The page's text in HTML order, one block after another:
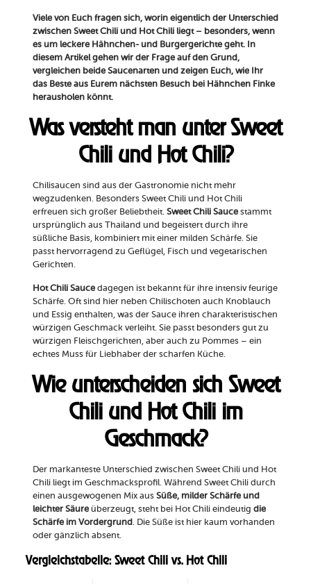
Viele von Euch fragen sich, worin eigentlich der Unterschied
zwischen Sweet Chili und Hot Chili liegt – besonders, wenn
es um leckere Hähnchen- und Burgergerichte geht. In
diesem Artikel gehen wir der Frage auf den Grund,
vergleichen beide Saucenarten und zeigen Euch, wie Ihr
das Beste aus Eurem nächsten Besuch bei Hähnchen Finke
herausholen könnt.
Was versteht man unter Sweet
Chili und Hot Chili?
Chilisaucen sind aus der Gastronomie nicht mehr
wegzudenken. Besonders Sweet Chili und Hot Chili
erfreuen sich großer Beliebtheit. Sweet Chili Saucestammt
ursprünglich aus Thailand und begeistert durch ihre
süßliche Basis, kombiniert mit einer milden Schärfe. Sie
passt hervorragend zu Geflügel, Fisch und vegetarischen
Gerichten.
Hot Chili Saucedagegen ist bekannt für ihre intensiv feurige
Schärfe. Oft sind hier neben Chilischoten auch Knoblauch
und Essig enthalten, was der Sauce ihren charakteristischen
würzigen Geschmack verleiht. Sie passt besonders gut zu
würzigen Fleischgerichten, aber auch zu Pommes – ein
echtes Muss für Liebhaber der scharfen Küche.
Wie unterscheiden sich Sweet
Chili und Hot Chili im
Geschmack?
Der markanteste Unterschied zwischen Sweet Chili und Hot
Chili liegt im Geschmacksprofil. Während Sweet Chili durch
einen ausgewogenen Mix aus Süße, milder Schärfe und
leichter Säureüberzeugt, steht bei Hot Chili eindeutig die
Schärfe im Vordergrund. Die Süße ist hier kaum vorhanden
oder gänzlich absent.
Vergleichstabelle: Sweet Chili vs. Hot Chili